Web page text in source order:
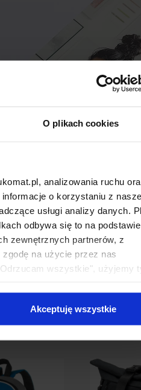
O plikach cookies
analizowania ruchu
o korzystaniu z
usługi analizy danych.
odbywa się to na podstawie
zewnętrznych partnerów, z
na użycie przez nas
wszystkie", użyjemy
Akceptuję wszystkie